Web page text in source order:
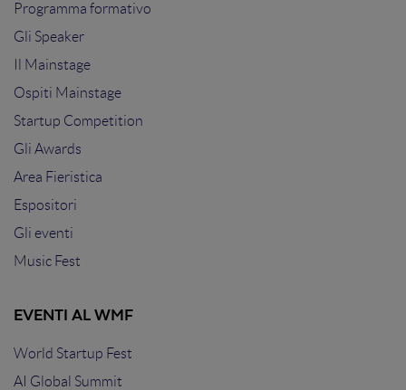
Programma formativo
Gli Speaker
Il Mainstage
Ospiti Mainstage
Startup Competition
Gli Awards
Area Fieristica
Espositori
Gli eventi
Music Fest
EVENTI AL WMF
World Startup Fest
AI Global Summit